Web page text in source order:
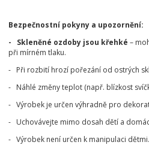
Bezpečnostní pokyny a upozornění:
- Skleněné ozdoby jsou křehké –
při mírném tlaku.
- Při rozbití hrozí pořezání od ostrých
- Náhlé změny teplot (např. blízkost
- Výrobek je určen výhradně pro
- Uchovávejte mimo dosah dětí a
- Výrobek není určen k manipulaci dětmi.